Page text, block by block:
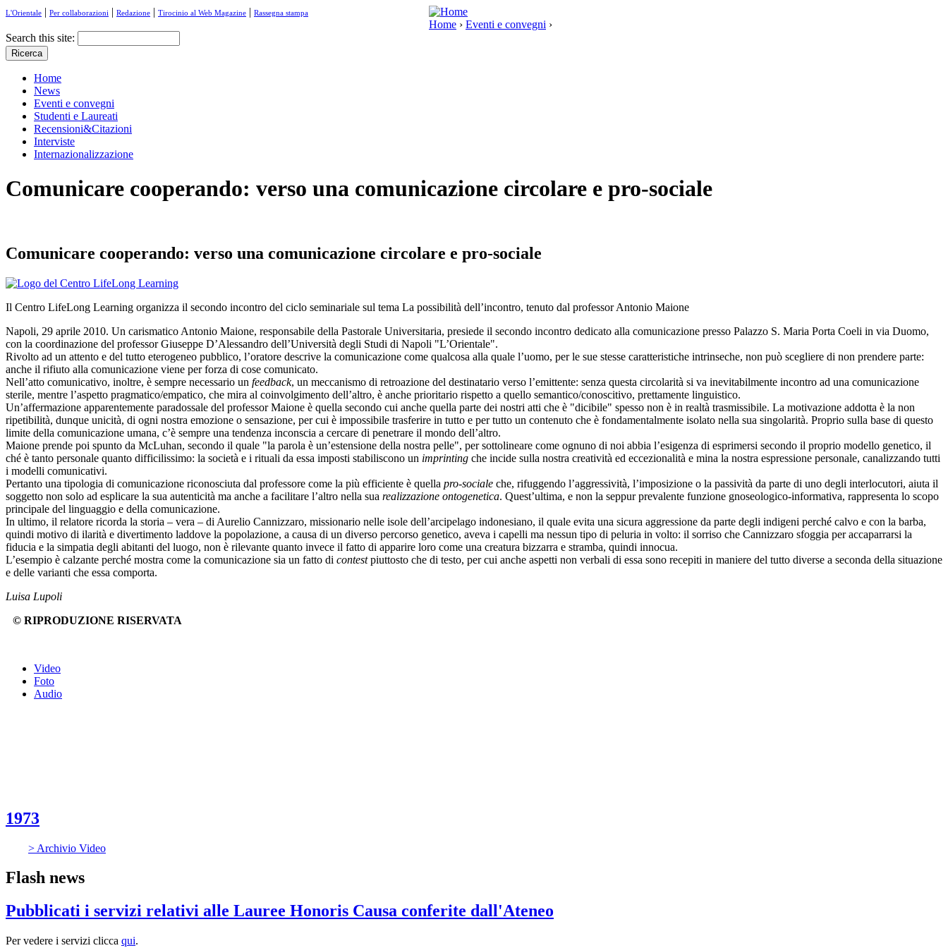
L'Orientale | Per collaborazioni | Redazione | Tirocinio al Web Magazine | Rassegna stampa
Home › Eventi e convegni ›
Search this site:
Home
News
Eventi e convegni
Studenti e Laureati
Recensioni&Citazioni
Interviste
Internazionalizzazione
Comunicare cooperando: verso una comunicazione circolare e pro-sociale
Comunicare cooperando: verso una comunicazione circolare e pro-sociale
Il Centro LifeLong Learning organizza il secondo incontro del ciclo seminariale sul tema La possibilità dell’incontro, tenuto dal professor Antonio Maione
Napoli, 29 aprile 2010. Un carismatico Antonio Maione, responsabile della Pastorale Universitaria, presiede il secondo incontro dedicato alla comunicazione presso Palazzo S. Maria Porta Coeli in via Duomo,
con la coordinazione del professor Giuseppe D’Alessandro dell’Università degli Studi di Napoli "L’Orientale".
Rivolto ad un attento e del tutto eterogeneo pubblico, l’oratore descrive la comunicazione come qualcosa alla quale l’uomo, per le sue stesse caratteristiche intrinseche, non può scegliere di non prendere parte:
anche il rifiuto alla comunicazione viene per forza di cose comunicato.
Nell’atto comunicativo, inoltre, è sempre necessario un feedback, un meccanismo di retroazione del destinatario verso l’emittente: senza questa circolarità si va inevitabilmente incontro ad una comunicazione
sterile, mentre l’aspetto pragmatico/empatico, che mira al coinvolgimento dell’altro, è anche prioritario rispetto a quello semantico/conoscitivo, prettamente linguistico.
Un’affermazione apparentemente paradossale del professor Maione è quella secondo cui anche quella parte dei nostri atti che è "dicibile" spesso non è in realtà trasmissibile. La motivazione addotta è la non
ripetibilità, dunque unicità, di ogni nostra emozione o sensazione, per cui è impossibile trasferire in tutto e per tutto un contenuto che è fondamentalmente isolato nella sua singolarità. Proprio sulla base di questo
limite della comunicazione umana, c’è sempre una tendenza inconscia a cercare di penetrare il mondo dell’altro.
Maione prende poi spunto da McLuhan, secondo il quale "la parola è un’estensione della nostra pelle", per sottolineare come ognuno di noi abbia l’esigenza di esprimersi secondo il proprio modello genetico, il
ché è tanto personale quanto difficilissimo: la società e i rituali da essa imposti stabiliscono un imprinting che incide sulla nostra creatività ed eccezionalità e mina la nostra espressione personale, canalizzando tutti
i modelli comunicativi.
Pertanto una tipologia di comunicazione riconosciuta dal professore come la più efficiente è quella pro-sociale che, rifuggendo l’aggressività, l’imposizione o la passività da parte di uno degli interlocutori, aiuta il
soggetto non solo ad esplicare la sua autenticità ma anche a facilitare l’altro nella sua realizzazione ontogenetica. Quest’ultima, e non la seppur prevalente funzione gnoseologico-informativa, rappresenta lo scopo
principale del linguaggio e della comunicazione.
In ultimo, il relatore ricorda la storia – vera – di Aurelio Cannizzaro, missionario nelle isole dell’arcipelago indonesiano, il quale evita una sicura aggressione da parte degli indigeni perché calvo e con la barba,
quindi motivo di ilarità e divertimento laddove la popolazione, a causa di un diverso percorso genetico, aveva i capelli ma nessun tipo di peluria in volto: il sorriso che Cannizzaro sfoggia per accaparrarsi la
fiducia e la simpatia degli abitanti del luogo, non è rilevante quanto invece il fatto di apparire loro come una creatura bizzarra e stramba, quindi innocua.
L’esempio è calzante perché mostra come la comunicazione sia un fatto di contestpiuttosto che di testo, per cui anche aspetti non verbali di essa sono recepiti in maniere del tutto diverse a seconda della situazione
e delle varianti che essa comporta.
Luisa Lupoli
© RIPRODUZIONE RISERVATA
Video
Foto
Audio
1973
> Archivio Video
Flash news
Pubblicati i servizi relativi alle Lauree Honoris Causa conferite dall'Ateneo
Per vedere i servizi clicca qui.